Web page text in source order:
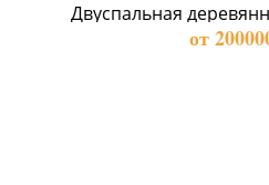
Двуспальная
от